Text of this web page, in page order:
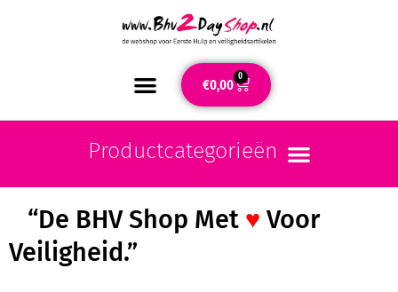
€0,00 0
“De BHV Shop Met ♥ Voor
Veiligheid.”